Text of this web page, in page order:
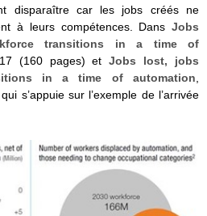
disparaître car les jobs créés ne
à leurs compétences. Dans Jobs
transitions in a time of
(160 pages) etJobs lost, jobs
in a time of automation
s’appuie sur l’exemple de l’arrivée